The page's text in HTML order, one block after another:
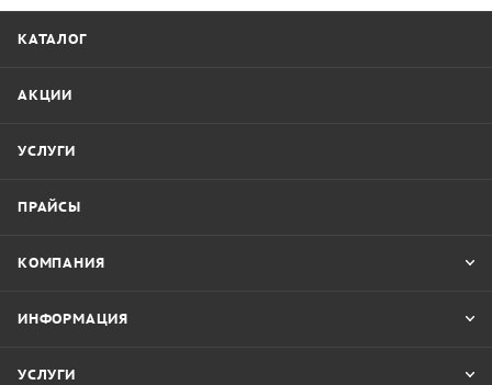
- прокладка коммуникаций;
КАТАЛОГ
АКЦИИ
УСЛУГИ
ПРАЙСЫ
КОМПАНИЯ
ИНФОРМАЦИЯ
УСЛУГИ